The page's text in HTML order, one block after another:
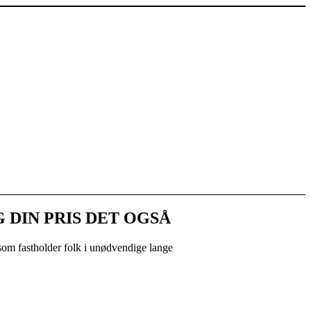
PRIS DET OGSÅ
fastholder folk i unødvendige lange